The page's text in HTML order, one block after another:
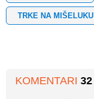
TRKE NA MIŠELUKU
KOMENTARI 32